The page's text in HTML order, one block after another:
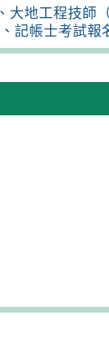
大地工程技師
記帳士考試報